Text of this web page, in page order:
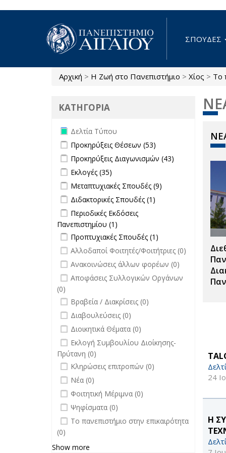
ΣΠΟΥΔΕΣ
Είστε εδώ
Αρχική > Η Ζωή στο Πανεπιστήμιο > Χίος > Το
24
Η
ΚΑΤΗΓΟΡΙΑ
Remove Δελτία Τύπου filter
Δελτία Τύπου
Apply Προκηρύξεις Θέσεων filter
Προκηρύξεις Θέσεων (53)
Θέσεων
Apply Προκηρύξεις Διαγωνισμών
filter
Προκηρύξεις Διαγωνισμών (43)
Apply Εκλογές filter
Εκλογές (35)
Apply Μεταπτυχιακές Σπουδές filter
Μεταπτυχιακές Σπουδές (9)
Μεταπτυχιακές
Apply Διδακτορικές Σπουδές filter
Διδακτορικές Σπουδές (1)
Apply Περιοδικές Εκδόσεις
Πανεπιστημίου filter
Περιοδικές Εκδόσεις
Πανεπιστημίου (1)
Εκδόσεις
Πανεπιστημίου filter
Apply Προπτυχιακές Σπουδές filter
Προπτυχιακές Σπουδές (1)
Σπουδές filter
undefined
Αλλοδαποί Φοιτητές/Φοιτήτριες (0)
undefined
Ανακοινώσεις άλλων φορέων (0)
undefined
Αποφάσεις Συλλογικών Οργάνων
(0)
undefined
Βραβεία / Διακρίσεις (0)
undefined
Διαβουλεύσεις (0)
undefined
Διοικητικά Θέματα (0)
undefined
Εκλογή Συμβουλίου Διοίκησης-
Πρύτανη (0)
undefined
Κληρώσεις επιτροπών (0)
undefined
Νέα (0)
undefined
Φοιτητική Μέριμνα (0)
undefined
Ψηφίσματα (0)
undefined
Το πανεπιστήμιο στην επικαιρότητα
(0)
Show more